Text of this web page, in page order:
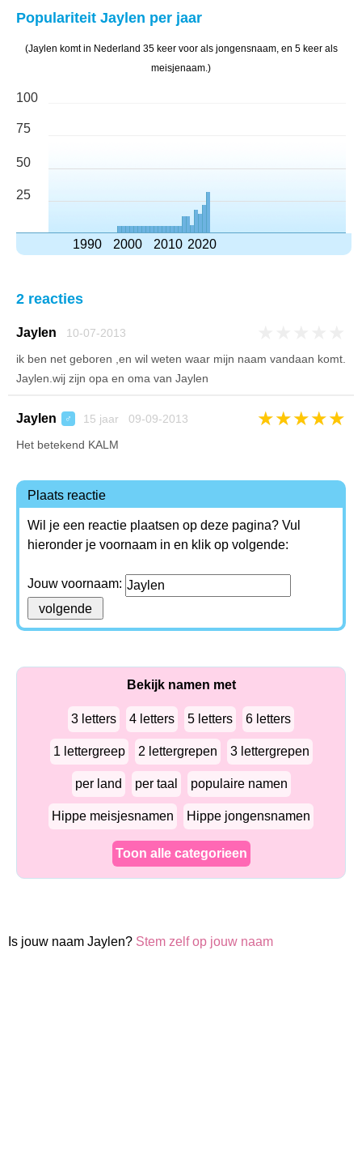
Populariteit Jaylen per jaar
(Jaylen komt in Nederland 35 keer voor als jongensnaam, en 5 keer als
meisjenaam.)
100
75
50
25
1990 2000 2010 2020
2 reacties
Jaylen 10-07-2013
ik ben net geboren ,en wil weten waar mijn naam vandaan komt.
Jaylen.wij zijn opa en oma van Jaylen
Jaylen ♂ 15 jaar 09-09-2013 ★★★★★
Het betekend KALM
Plaats reactie
Wil je een reactie plaatsen op deze pagina? Vul
hieronder je voornaam in en klik op volgende:
Jouw voornaam:
Bekijk namen met
3 letters 4 letters 5 letters 6 letters
1 lettergreep 2 lettergrepen 3 lettergrepen
per land per taal populaire namen
Hippe meisjesnamen Hippe jongensnamen
Toon alle categorieen
Is jouw naam Jaylen? Stem zelf op jouw naam